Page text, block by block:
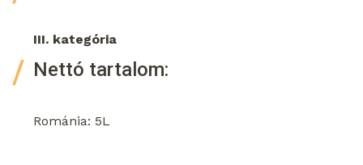
III. kategória
Nettó tartalom:
Románia: 5L